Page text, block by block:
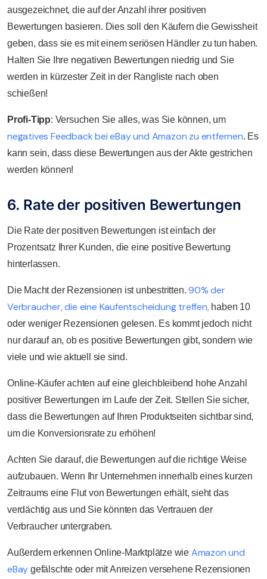
ausgezeichnet, die auf der Anzahl ihrer positiven
Bewertungen basieren. Dies soll den Käufern die Gewissheit
geben, dass sie es mit einem seriösen Händler zu tun haben.
Halten Sie Ihre negativen Bewertungen niedrig und Sie
werden in kürzester Zeit in der Rangliste nach oben
schießen!
Profi-Tipp: Versuchen Sie alles, was Sie können, um
negatives Feedback bei eBay und Amazon zu entfernen. Es
kann sein, dass diese Bewertungen aus der Akte gestrichen
werden können!
6. Rate der positiven Bewertungen
Die Rate der positiven Bewertungen ist einfach der
Prozentsatz Ihrer Kunden, die eine positive Bewertung
hinterlassen.
Die Macht der Rezensionen ist unbestritten.90% der
Verbraucher, die eine Kaufentscheidung treffen,haben 10
oder weniger Rezensionen gelesen. Es kommt jedoch nicht
nur darauf an, ob es positive Bewertungen gibt, sondern wie
viele und wie aktuell sie sind.
Online-Käufer achten auf eine gleichbleibend hohe Anzahl
positiver Bewertungen im Laufe der Zeit. Stellen Sie sicher,
dass die Bewertungen auf Ihren Produktseiten sichtbar sind,
um die Konversionsrate zu erhöhen!
Achten Sie darauf, die Bewertungen auf die richtige Weise
aufzubauen. Wenn Ihr Unternehmen innerhalb eines kurzen
Zeitraums eine Flut von Bewertungen erhält, sieht das
verdächtig aus und Sie könnten das Vertrauen der
Verbraucher untergraben.
Außerdem erkennen Online-Marktplätze wie Amazon und
eBay gefälschte oder mit Anreizen versehene Rezensionen